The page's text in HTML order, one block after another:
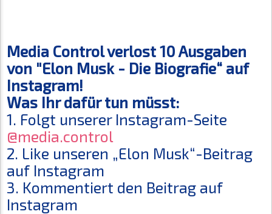
Media Control verlost 10 Ausgaben
von "Elon Musk - Die Biografie“ auf
Instagram!
Was Ihr dafür tun müsst:
1. Folgt unserer Instagram-Seite
@media.control
2. Like unseren „Elon Musk“-Beitrag
auf Instagram
3. Kommentiert den Beitrag auf
Instagram